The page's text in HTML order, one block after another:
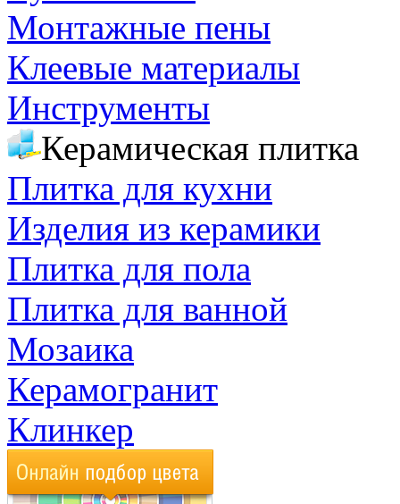
Монтажные пены
Клеевые материалы
Инструменты
Керамическая плитка
Плитка для кухни
Изделия из керамики
Плитка для пола
Плитка для ванной
Мозаика
Керамогранит
Клинкер